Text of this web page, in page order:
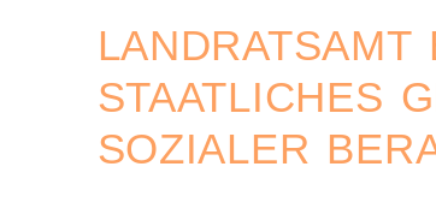
STAATLICHES
SOZIALER